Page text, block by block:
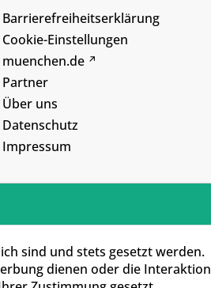
Barrierefreiheitserklärung
Cookie-Einstellungen
muenchen.de
Partner
Über uns
Datenschutz
Impressum
sind und stets gesetzt werden.
dienen oder die Interaktion